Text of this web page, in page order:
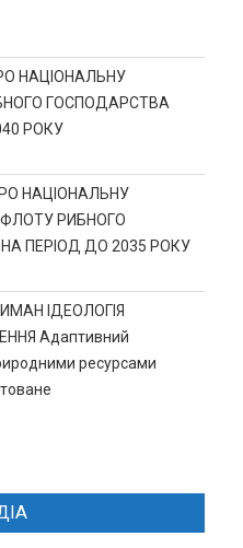
НАЦІОНАЛЬНУ
ГОСПОДАРСТВА
РОКУ
НАЦІОНАЛЬНУ
РИБНОГО
ПЕРІОД ДО 2035 РОКУ
ІДЕОЛОГІЯ
Адаптивний
ресурсами